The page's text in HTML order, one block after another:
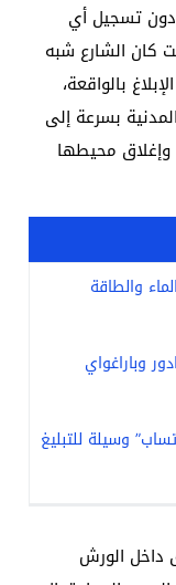
دون تسجيل أي
كان الشارع شبه
بالواقعة،
بسرعة إلى
وإغلاق محيطها
بين الماء والطاقة
وباراغواي
وسيلة للتبليغ
داخل الورش